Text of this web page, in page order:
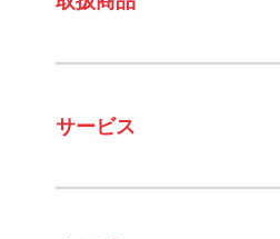
サービス